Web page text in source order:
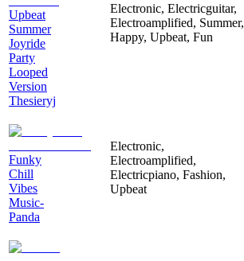
Upbeat
Summer
Joyride
Party
Looped
Version
Thesieryj
Electronic, Electricguitar,
Electroamplified, Summer,
Happy, Upbeat, Fun
Funky
Chill
Vibes
Music-
Panda
Electronic,
Electroamplified,
Electricpiano, Fashion,
Upbeat